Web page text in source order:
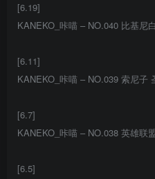
[6.19]
KANEKO_咔喵 – NO.040 比基尼
[6.11]
KANEKO_咔喵 – NO.039 索尼子
[6.7]
KANEKO_咔喵 – NO.038 英雄联
[6.5]